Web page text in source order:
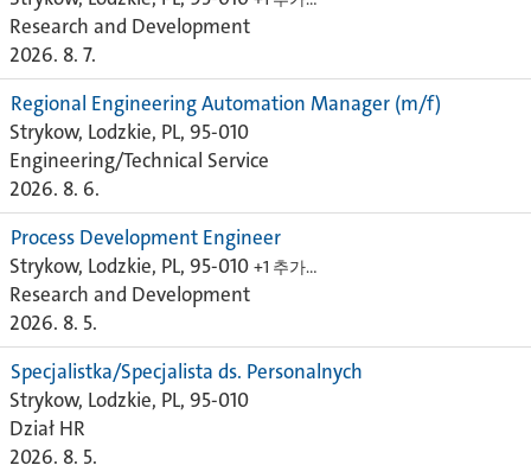
Research and Development
2026. 8. 7.
Regional Engineering Automation Manager (m/f)
Strykow, Lodzkie, PL, 95-010
Engineering/Technical Service
2026. 8. 6.
Process Development Engineer
Strykow, Lodzkie, PL, 95-010 +1 추가…
Research and Development
2026. 8. 5.
Specjalistka/Specjalista ds. Personalnych
Strykow, Lodzkie, PL, 95-010
Dział HR
2026. 8. 5.